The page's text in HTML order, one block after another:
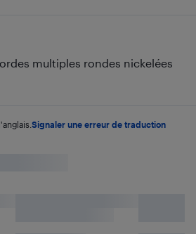
multiples rondes nickelées
Signaler une erreur de traduction